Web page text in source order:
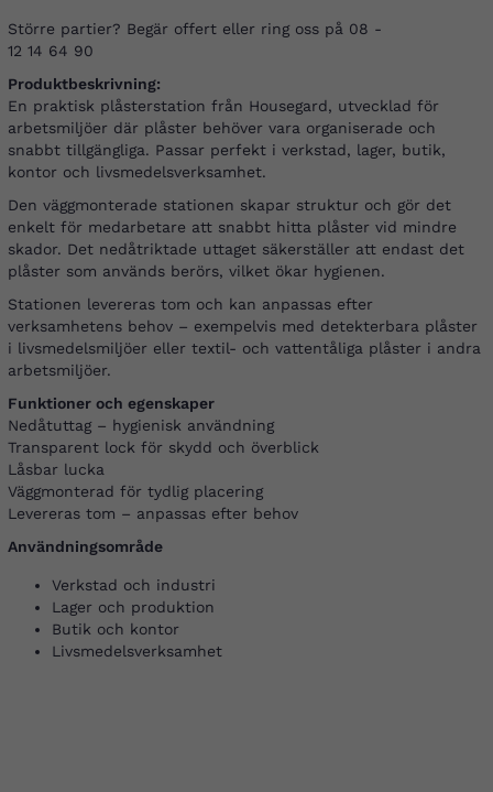
Större partier? Begär offert eller ring oss på 08 -
12 14 64 90
Produktbeskrivning:
En praktisk plåsterstation från Housegard, utvecklad för
arbetsmiljöer där plåster behöver vara organiserade och
snabbt tillgängliga. Passar perfekt i verkstad, lager, butik,
kontor och livsmedelsverksamhet.
Den väggmonterade stationen skapar struktur och gör det
enkelt för medarbetare att snabbt hitta plåster vid mindre
skador. Det nedåtriktade uttaget säkerställer att endast det
plåster som används berörs, vilket ökar hygienen.
Stationen levereras tom och kan anpassas efter
verksamhetens behov – exempelvis med detekterbara plåster
i livsmedelsmiljöer eller textil- och vattentåliga plåster i andra
arbetsmiljöer.
Funktioner och egenskaper
Nedåtuttag – hygienisk användning
Transparent lock för skydd och överblick
Låsbar lucka
Väggmonterad för tydlig placering
Levereras tom – anpassas efter behov
Användningsområde
Verkstad och industri
Lager och produktion
Butik och kontor
Livsmedelsverksamhet